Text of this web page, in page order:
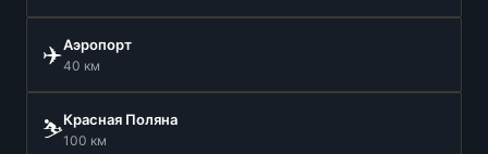
✈️Аэропорт
40 км
⛷️Красная Поляна
100 км